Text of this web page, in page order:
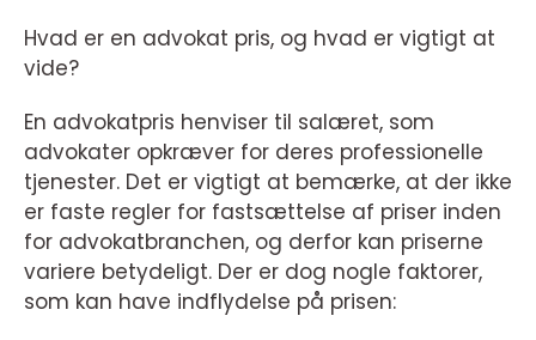
Hvad er en advokat pris, og hvad er vigtigt at
vide?
En advokatpris henviser til salæret, som
advokater opkræver for deres professionelle
tjenester. Det er vigtigt at bemærke, at der ikke
er faste regler for fastsættelse af priser inden
for advokatbranchen, og derfor kan priserne
variere betydeligt. Der er dog nogle faktorer,
som kan have indflydelse på prisen: